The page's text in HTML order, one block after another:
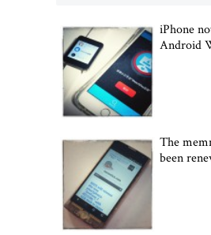
iPhone
Android
The
been